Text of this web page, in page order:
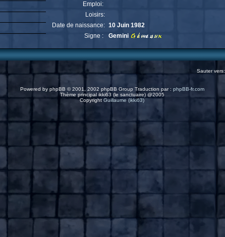
Emploi:
Loisirs:
Date de naissance: 10 Juin 1982
Signe :
Gemini
Sauter
Powered by phpBB © 2001, 2002 phpBB Group Traduction par : phpBB-fr.com
Thème principal ikki63 (le sanctuaire) @2005
Copyright Guillaume (ikki63)